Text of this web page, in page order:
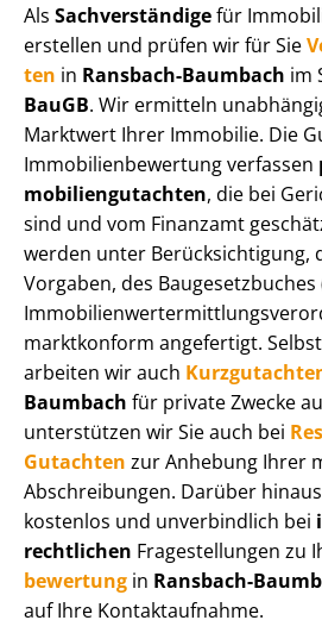
Als Sachverständigefür
erstellen und prüfen wir für Sie
ten in Ransbach-Baumbach im
BauGB. Wir ermitteln
Marktwert Ihrer Immobilie. Die
Im­mo­bi­li­en­be­wer­tung verfassen
mo­bi­li­en­gut­ach­ten, die bei
sind und vom Finanzamt
werden unter Be­rück­sich­ti­gung,
Vorgaben, des Baugesetzbuches
marktkonform angefertigt.
arbeiten wir auch
Baumbach für private Zwecke
unterstützen wir Sie auch bei
Gutachten zur Anhebung Ihrer
Abschreibungen. Darüber
kostenlos und unverbindlich bei
rechtlichen Fragestellungen zu
be­wer­tung in Ransbach-
auf Ihre Kontaktaufnahme.